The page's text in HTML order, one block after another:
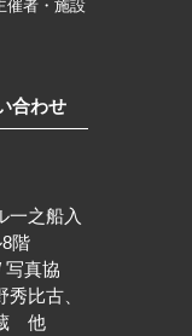
催者・施設
合わせ
一之船入
階
写真協
比古、
他